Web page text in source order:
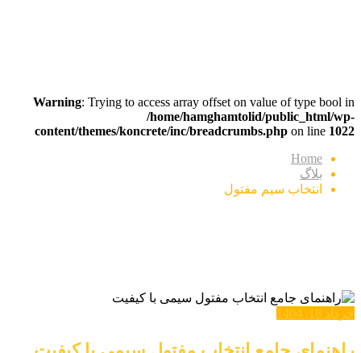
Warning: Trying to access array offset on value of type bool in
/home/hamghamtolid/public_html/wp-
content/themes/koncrete/inc/breadcrumbs.php on line 1022
Home
بلاگ
انتخاب سیم مفتول
خرداد 18, 1404